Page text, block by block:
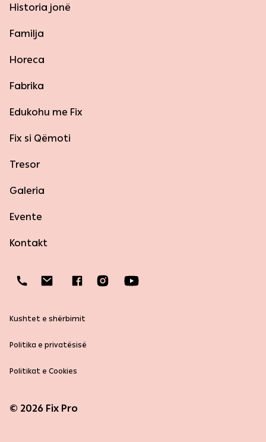
Historia jonë
Familja
Horeca
Fabrika
Edukohu me Fix
Fix si Qëmoti
Tresor
Galeria
Evente
Kontakt
Kushtet e shërbimit
Politika e privatësisë
Politikat e Cookies
© 2026 Fix Pro